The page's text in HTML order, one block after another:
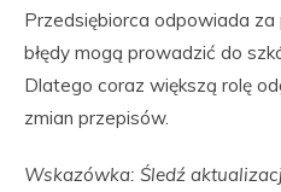
Przedsiębiorca odpowiada za
błędy mogą prowadzić do
Dlatego coraz większą rolę
zmian przepisów.
Wskazówka: Śledź